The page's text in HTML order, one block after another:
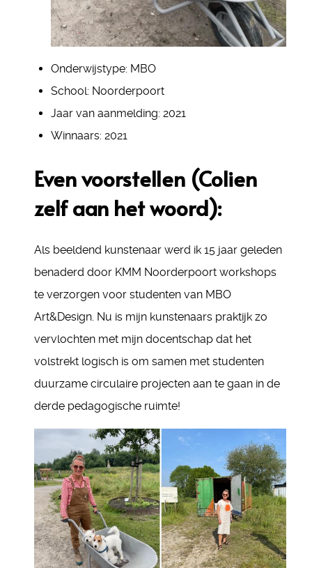
Onderwijstype: MBO
School: Noorderpoort
Jaar van aanmelding: 2021
Winnaars: 2021
Even voorstellen (Colien
zelf aan het woord):
Als beeldend kunstenaar werd ik 15 jaar geleden
benaderd door KMM Noorderpoort workshops
te verzorgen voor studenten van MBO
Art&Design. Nu is mijn kunstenaars praktijk zo
vervlochten met mijn docentschap dat het
volstrekt logisch is om samen met studenten
duurzame circulaire projecten aan te gaan in de
derde pedagogische ruimte!